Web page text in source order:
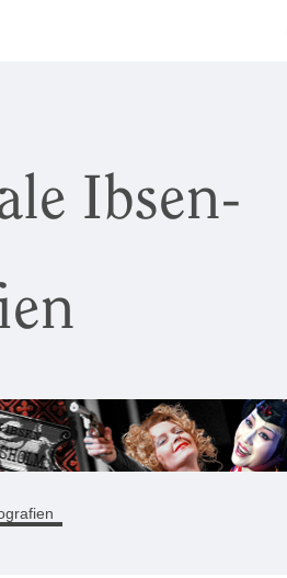
Ibsen-